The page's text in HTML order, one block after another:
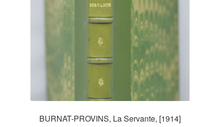
BURNAT-PROVINS, La Servante, [1914]